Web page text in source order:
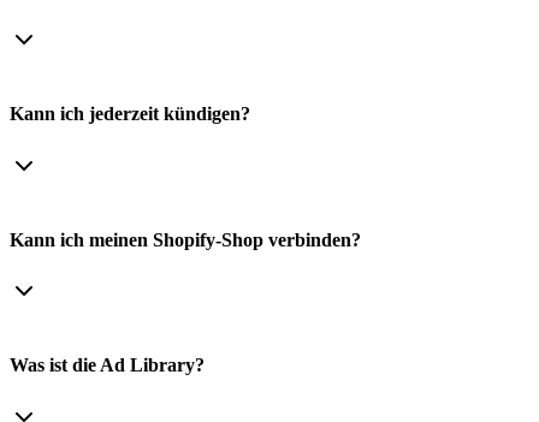
Kann ich jederzeit kündigen?
Kann ich meinen Shopify-Shop verbinden?
Was ist die Ad Library?